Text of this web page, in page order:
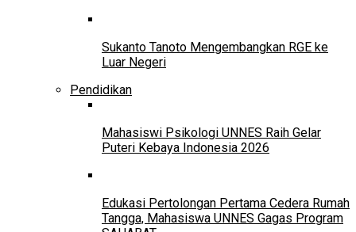
Sukanto Tanoto Mengembangkan RGE ke
Luar Negeri
Pendidikan
Mahasiswi Psikologi UNNES Raih Gelar
Puteri Kebaya Indonesia 2026
Edukasi Pertolongan Pertama Cedera Rumah
Tangga, Mahasiswa UNNES Gagas Program